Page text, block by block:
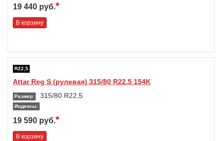
19 440 руб.*
В корзину
R22,5
Attar Reg S (рулевая) 315/80 R22.5 154K
Размер: 315/80 R22,5
Индексы:
19 590 руб.*
В корзину